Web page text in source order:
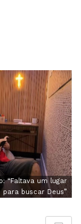
“Faltava um lugar
para buscar Deus”